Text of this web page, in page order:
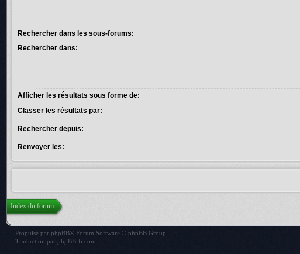
Rechercher dans les sous-forums:
Rechercher dans:
Afficher les résultats sous forme de:
Classer les résultats par:
Rechercher depuis:
Renvoyer les:
Index du forum
Propulsé par phpBB® Forum Software © phpBB Group
Traduction par phpBB-fr.com